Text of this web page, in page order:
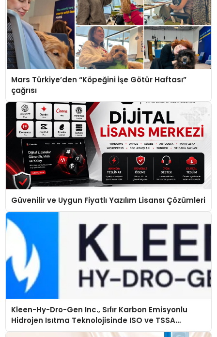
Mars Türkiye’den “Köpeğini İşe Götür Haftası”
çağrısı
Güvenilir ve Uygun Fiyatlı Yazılım Lisansı Çözümleri
Kleen-Hy-Dro-Gen Inc., Sıfır Karbon Emisyonlu
Hidrojen Isıtma Teknolojisinde ISO ve TSSA
Düzenleyici Onaylarını Aldı